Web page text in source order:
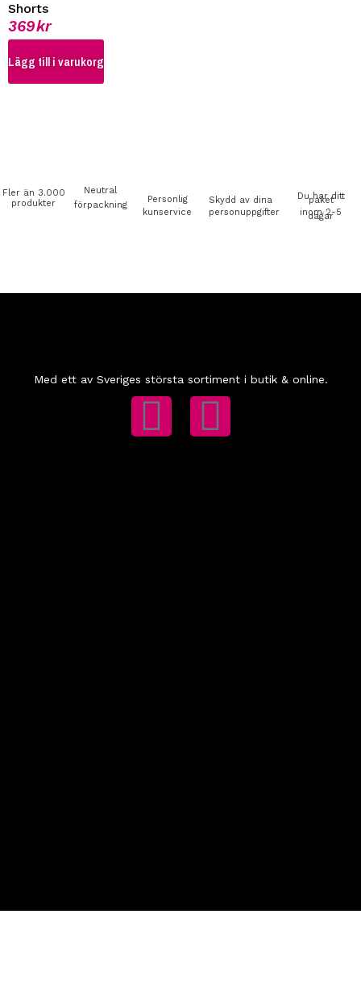
Shorts
369kr
Lägg till i varukorg
Fler än 3.000
produkter
Neutral
förpackning
Personlig
kunservice
Skydd av dina
personuppgifter
Du har ditt
paket
inom 2-5
dagar
Med ett av Sveriges största sortiment i butik & online.